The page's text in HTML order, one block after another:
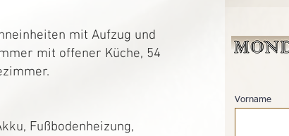
mit Aufzug und
mit offener Küche, 54
Fußbodenheizung,
Vorname